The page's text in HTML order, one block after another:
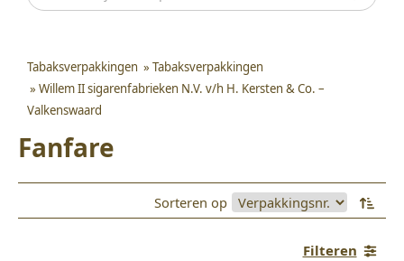
Tabaksverpakkingen » Tabaksverpakkingen
» Willem II sigarenfabrieken N.V. v/h H. Kersten & Co. –
Valkenswaard
Fanfare
Sorteren op
Filteren